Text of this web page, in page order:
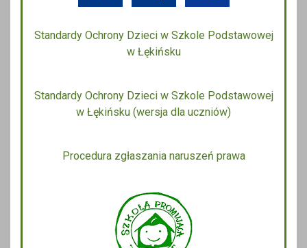
Standardy Ochrony Dzieci w Szkole Podstawowej
w Łękińsku
Standardy Ochrony Dzieci w Szkole Podstawowej
w Łękińsku (wersja dla uczniów)
Procedura zgłaszania naruszeń prawa